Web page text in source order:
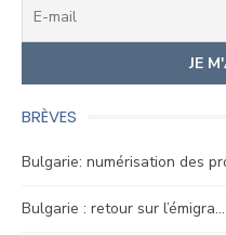
BRÈVES
Bulgarie: numérisation des
Bulgarie : retour sur l’émigra…